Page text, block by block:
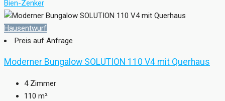
Bien-Zenker
Hausentwurf
Preis auf Anfrage
Moderner Bungalow SOLUTION 110 V4 mit Querhaus
4 Zimmer
110 m²